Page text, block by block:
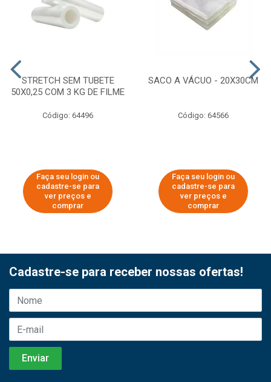
STRETCH SEM TUBETE
50X0,25 COM 3 KG DE FILME
Código: 64496
Faça seu login ou
cadastre-se para
ver preços e
comprar
SACO A VÁCUO - 20X30CM
Código: 64566
Faça seu login ou
cadastre-se para
ver preços e
comprar
Cadastre-se para receber nossas ofertas!